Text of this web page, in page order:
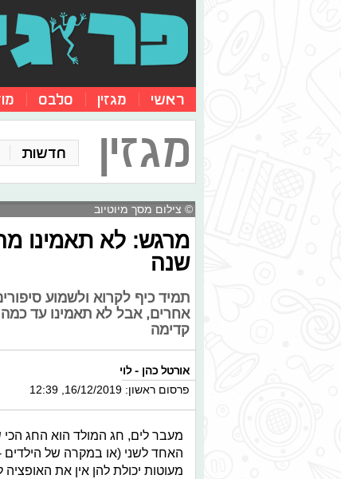
ראשי מגזין סלבס
מגזין חדשות
© צילום מסך מיוטיוב
מרגש: לא תאמינו
שנה
תמיד כיף לקרוא ולשמוע
אחרים, אבל לא תאמינו עד
קדימה
אורטל כהן - לוי
פרסום ראשון: 16/12/2019, 12:39
מעבר לים, חג המולד הוא החג הכי
האחד לשני (או במקרה של
מעוטות יכולת להן אין את